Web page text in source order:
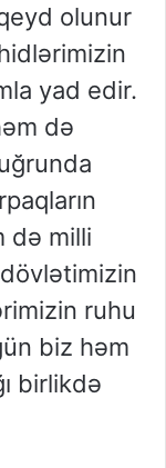
olunur
yad edir.
də
də milli
ruhu
biz həm
birlikdə